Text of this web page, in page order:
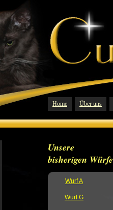
Home Über uns
Unsere
bisherigen
Wurf A
Wurf G